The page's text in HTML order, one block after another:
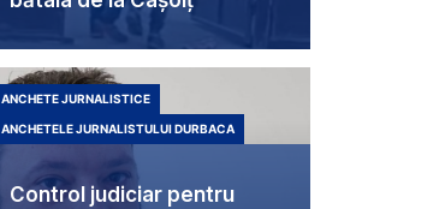
Control judiciar pentru
ANCHETE JURNALISTICE
ANCHETELE JURNALISTULUI DURBACA